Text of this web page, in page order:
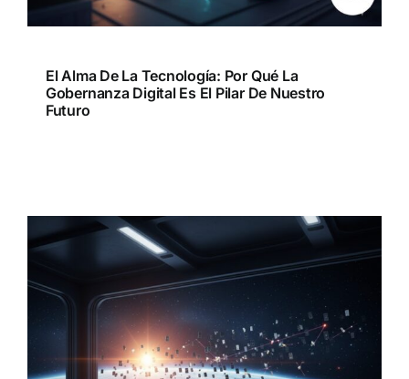
El Alma De La Tecnología: Por Qué La
Gobernanza Digital Es El Pilar De Nuestro
Futuro